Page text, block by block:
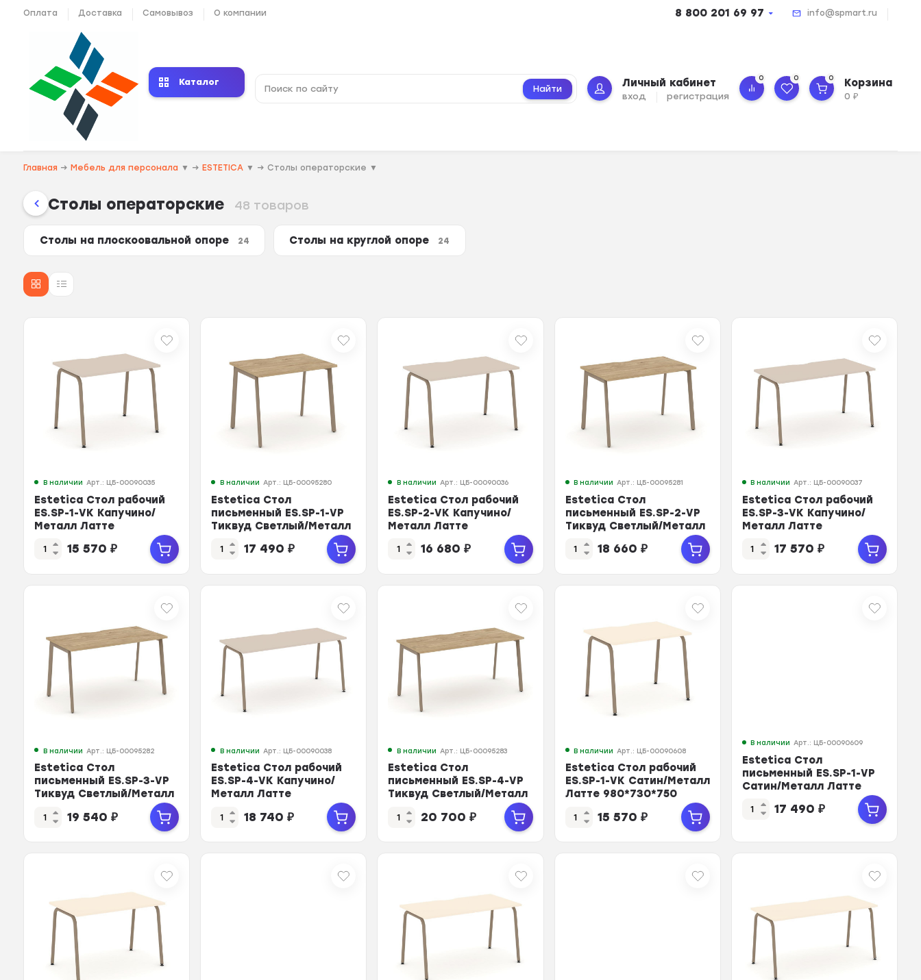
Оплата Доставка Самовывоз О компании 8 800 201 69 97 info@spmart.ru
Каталог
Найти Личный кабинет
вход регистрация
0 0 0 Корзина
0₽
Главная → Мебель для персонала ▼ → ESTETICA ▼ → Столы операторские ▼
Столы операторские 48 товаров
Столы на плоскоовальной опоре 24 Столы на круглой опоре 24
В наличии Арт.: ЦБ-00090035
Estetica Стол рабочий
ES.SP-1-VK Капучино/
Металл Латте
15 570 ₽
В наличии Арт.: ЦБ-00095280
Estetica Стол
письменный ES.SP-1-VP
Тиквуд Светлый/Металл
17 490 ₽
В наличии Арт.: ЦБ-00090036
Estetica Стол рабочий
ES.SP-2-VK Капучино/
Металл Латте
16 680 ₽
В наличии Арт.: ЦБ-00095281
Estetica Стол
письменный ES.SP-2-VP
Тиквуд Светлый/Металл
18 660₽
В наличии Арт.: ЦБ-00090037
Estetica Стол рабочий
ES.SP-3-VK Капучино/
Металл Латте
17 570₽
В наличии Арт.: ЦБ-00095282
Estetica Стол
письменный ES.SP-3-VP
Тиквуд Светлый/Металл
19 540 ₽
В наличии Арт.: ЦБ-00090038
Estetica Стол рабочий
ES.SP-4-VK Капучино/
Металл Латте
18 740 ₽
В наличии Арт.: ЦБ-00095283
Estetica Стол
письменный ES.SP-4-VP
Тиквуд Светлый/Металл
20 700 ₽
В наличии Арт.: ЦБ-00090608
Estetica Стол рабочий
ES.SP-1-VK Сатин/Металл
Латте 980*730*750
15 570₽
В наличии Арт.: ЦБ-00090609
Estetica Стол
письменный ES.SP-1-VP
Сатин/Металл Латте
17 490₽